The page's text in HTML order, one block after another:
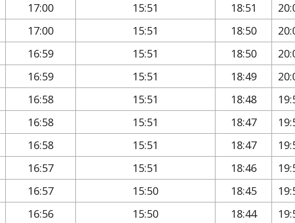
17:00 15:51 18:51
17:00 15:51 18:50
16:59 15:51 18:50
16:59 15:51 18:49
16:58 15:51 18:48
16:58 15:51 18:47
16:58 15:51 18:47
16:57 15:51 18:46
16:57 15:50 18:45
16:56 15:50 18:44